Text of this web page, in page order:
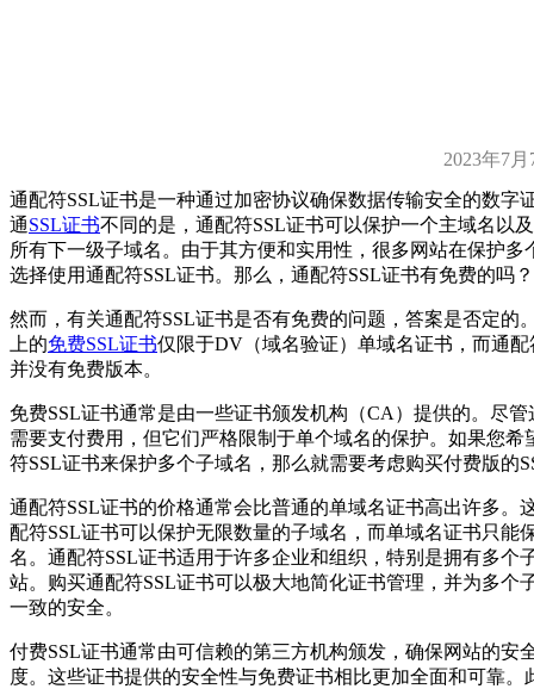
2023年7月
通配符SSL证书是一种通过加密协议确保数据传输安全的数字
通SSL证书不同的是，通配符SSL证书可以保护一个主域名以
所有下一级子域名。由于其方便和实用性，很多网站在保护多
选择使用通配符SSL证书。那么，通配符SSL证书有免费的吗？
然而，有关通配符SSL证书是否有免费的问题，答案是否定的
上的免费SSL证书仅限于DV（域名验证）单域名证书，而通配
并没有免费版本。
免费SSL证书通常是由一些证书颁发机构（CA）提供的。尽管
需要支付费用，但它们严格限制于单个域名的保护。如果您希
符SSL证书来保护多个子域名，那么就需要考虑购买付费版的
通配符SSL证书的价格通常会比普通的单域名证书高出许多。
配符SSL证书可以保护无限数量的子域名，而单域名证书只能
名。通配符SSL证书适用于许多企业和组织，特别是拥有多个
站。购买通配符SSL证书可以极大地简化证书管理，并为多个
一致的安全。
付费SSL证书通常由可信赖的第三方机构颁发，确保网站的安
度。这些证书提供的安全性与免费证书相比更加全面和可靠。